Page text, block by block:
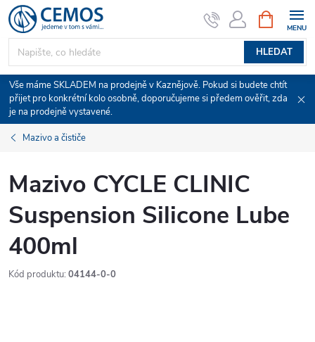
Přejít
na
obsah
HLEDAT
NÁKUPNÍ
KOŠÍK
Vše máme SKLADEM na prodejně v Kaznějově. Pokud si budete chtít
přijet pro konkrétní kolo osobně, doporučujeme si předem ověřit, zda
je na prodejně vystavené.
Mazivo a čističe
Mazivo CYCLE CLINIC
Suspension Silicone Lube
400ml
Kód produktu: 04144-0-0